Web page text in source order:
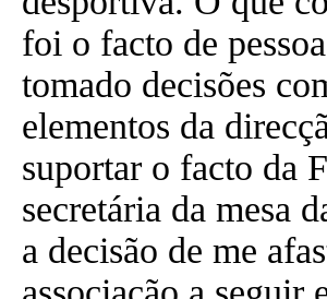
foi o facto de
tomado decisões
elementos da
suportar o facto da
secretária da mesa
a decisão de me